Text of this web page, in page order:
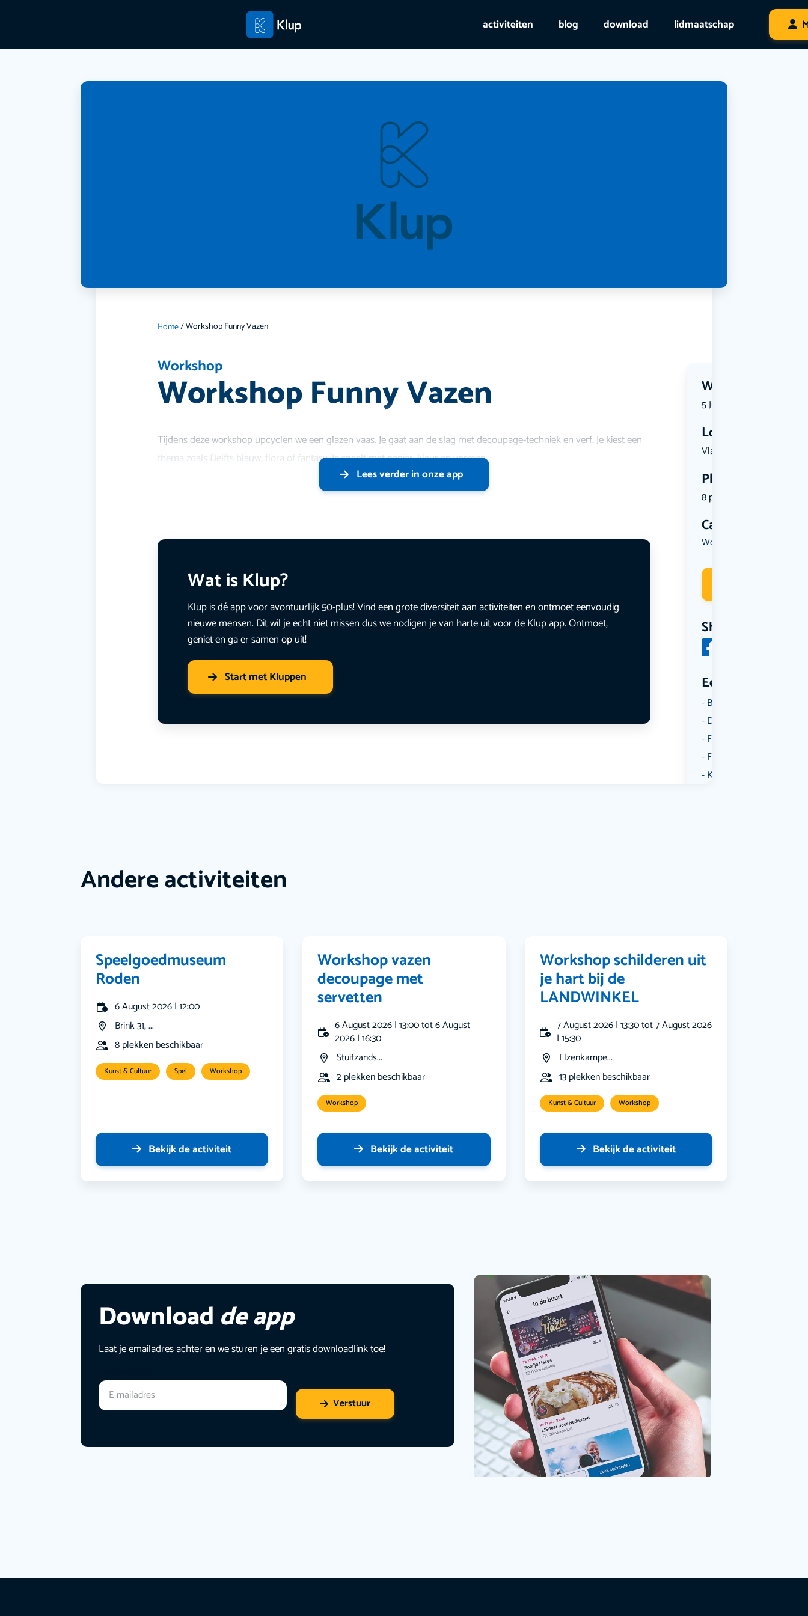
activiteiten blog download lidmaatschap
Home/Workshop Funny Vazen
Workshop
Workshop Funny Vazen Wanneer?
5 July 2026 | 13:30
Locatie
Vlaardings...
Plekken
8 plekken beschikbaar
Categorie
Workshop
Share
Een aantal
Borrelen
Dansen
Fietsen
Film
Kunst & Cultuur
Tijdens deze workshop upcyclen we een glazen vaas. Je gaat aan de slag met decoupage-techniek en verf. Je kiest een
thema zoals Delfts blauw, flora of fantasy. Je speelt met papier, kleur en vormen
Lees verder in onze app
Wat is Klup?
Klup is dé app voor avontuurlijk 50-plus! Vind een grote diversiteit aan activiteiten en ontmoet eenvoudig
nieuwe mensen. Dit wil je echt niet missen dus we nodigen je van harte uit voor de Klup app. Ontmoet,
geniet en ga er samen op uit!
Start met Kluppen
Andere activiteiten
Speelgoedmuseum
Roden
6 August 2026 | 12:00
Brink 31, ...
8 plekken beschikbaar
Kunst & Cultuur Spel Workshop
Bekijk de activiteit
Workshop vazen
decoupage met
servetten
6 August 2026 | 13:00 tot 6 August
2026 | 16:30
Stuifzands...
2 plekken beschikbaar
Workshop
Bekijk de activiteit
Workshop schilderen uit
je hart bij de
LANDWINKEL
7 August 2026 | 13:30 tot 7 August 2026
| 15:30
Elzenkampe...
13 plekken beschikbaar
Kunst & Cultuur Workshop
Bekijk de activiteit
Download de app
Laat je emailadres achter en we sturen je een gratis downloadlink toe!
Verstuur